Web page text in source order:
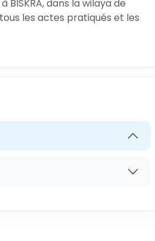
BISKRA, dans la wilaya de
les actes pratiqués et les